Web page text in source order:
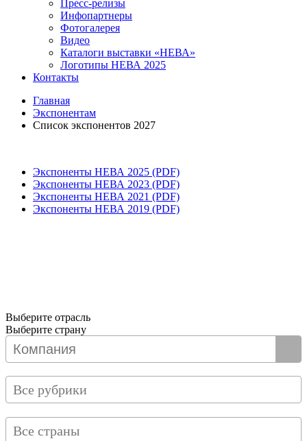
Пресс-релизы
Инфопартнеры
Фотогалерея
Видео
Каталоги выставки «НЕВА»
Логотипы НЕВА 2025
Контакты
Главная
Экспонентам
Список экспонентов 2027
Экспоненты НЕВА 2025 (PDF)
Экспоненты НЕВА 2023 (PDF)
Экспоненты НЕВА 2021 (PDF)
Экспоненты НЕВА 2019 (PDF)
Выберите отрасль
Выберите страну
Все рубрики
Все страны